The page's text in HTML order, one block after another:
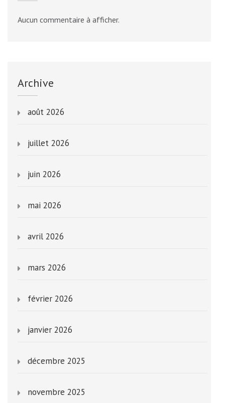
Aucun commentaire à afficher.
Archive
août 2026
juillet 2026
juin 2026
mai 2026
avril 2026
mars 2026
février 2026
janvier 2026
décembre 2025
novembre 2025